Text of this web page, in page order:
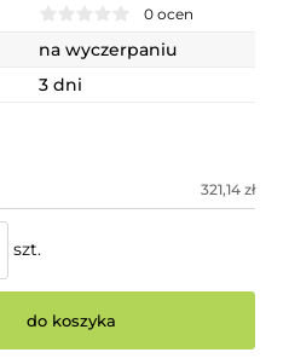
0 ocen
na wyczerpaniu
3 dni
321,14 zł
szt.
do koszyka